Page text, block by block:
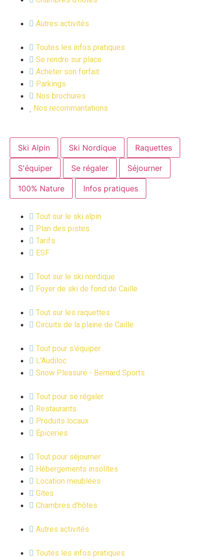
Autres activités
Toutes les infos pratiques
Se rendre sur place
Acheter son forfait
Parkings
Nos brochures
Nos recommantations
Ski Alpin Ski Nordique Raquettes
S'équiper Se régaler Séjourner
100% Nature Infos pratiques
Tout sur le ski alpin
Plan des pistes
Tarifs
ESF
Tout sur le ski nordique
Foyer de ski de fond de Caille
Tout sur les raquettes
Circuits de la plaine de Caille
Tout pour s'équiper
L'Audiloc
Snow Pleasure - Bernard Sports
Tout pour se régaler
Restaurants
Produits locaux
Épiceries
Tout pour séjourner
Hébergements insolites
Location meublées
Gîtes
Chambres d'hôtes
Autres activités
Toutes les infos pratiques